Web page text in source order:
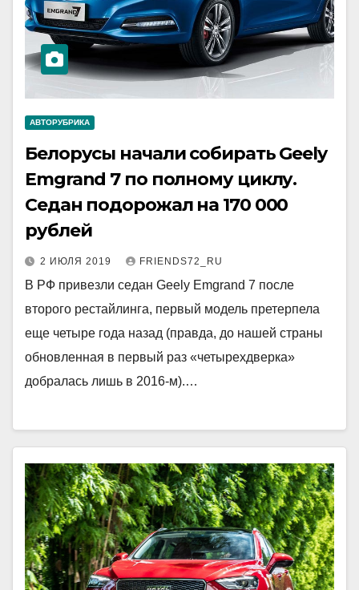
АВТОРУБРИКА
Белорусы начали собирать Geely
Emgrand 7 по полному циклу.
Седан подорожал на 170 000
рублей
2 ИЮЛЯ 2019 FRIENDS72_RU
В РФ привезли седан Geely Emgrand 7 после
второго рестайлинга, первый модель претерпела
еще четыре года назад (правда, до нашей страны
обновленная в первый раз «четырехдверка»
добралась лишь в 2016-м).…